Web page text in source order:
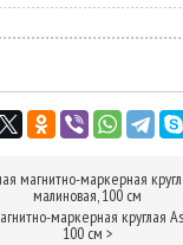
магнитно-маркерная
малиновая, 100 см
маркерная круглая
100 см >